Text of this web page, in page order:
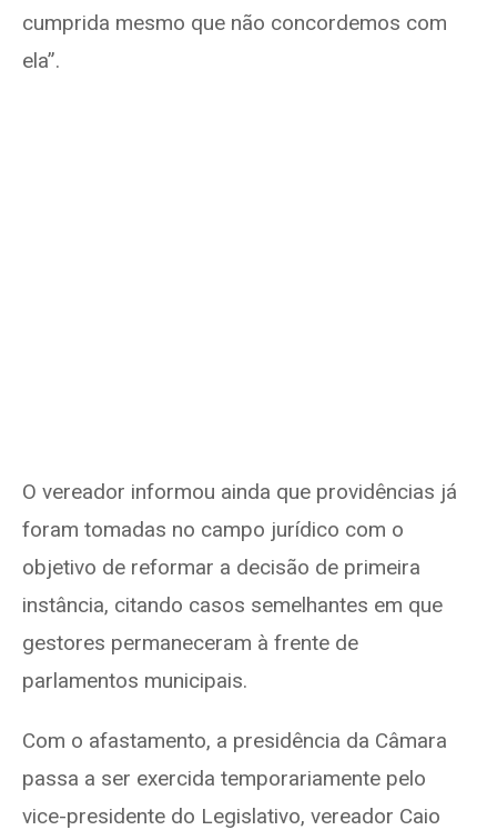
cumprida mesmo que não concordemos com
ela”.
O vereador informou ainda que providências já
foram tomadas no campo jurídico com o
objetivo de reformar a decisão de primeira
instância, citando casos semelhantes em que
gestores permaneceram à frente de
parlamentos municipais.
Com o afastamento, a presidência da Câmara
passa a ser exercida temporariamente pelo
vice-presidente do Legislativo, vereador Caio